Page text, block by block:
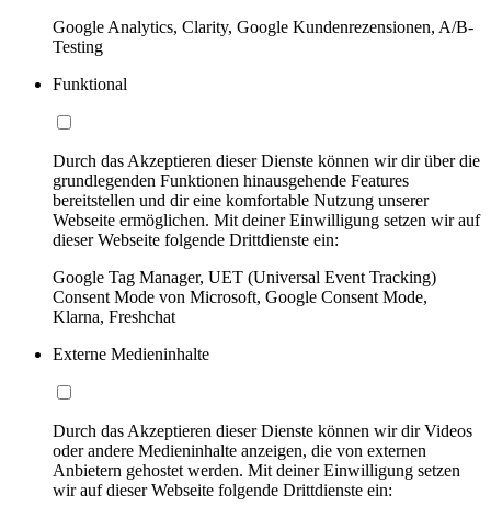
Google Analytics, Clarity, Google Kundenrezensionen, A/B-
Testing
Funktional
Durch das Akzeptieren dieser Dienste können wir dir über die
grundlegenden Funktionen hinausgehende Features
bereitstellen und dir eine komfortable Nutzung unserer
Webseite ermöglichen. Mit deiner Einwilligung setzen wir auf
dieser Webseite folgende Drittdienste ein:
Google Tag Manager, UET (Universal Event Tracking)
Consent Mode von Microsoft, Google Consent Mode,
Klarna, Freshchat
Externe Medieninhalte
Durch das Akzeptieren dieser Dienste können wir dir Videos
oder andere Medieninhalte anzeigen, die von externen
Anbietern gehostet werden. Mit deiner Einwilligung setzen
wir auf dieser Webseite folgende Drittdienste ein: